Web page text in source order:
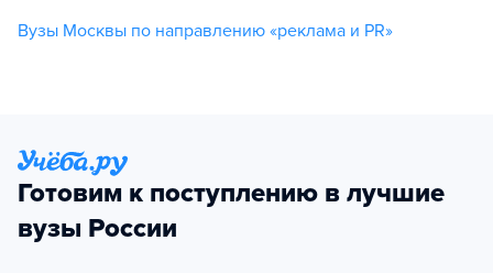
Вузы Москвы по направлению «реклама и PR»
Готовим к поступлению в лучшие
вузы России